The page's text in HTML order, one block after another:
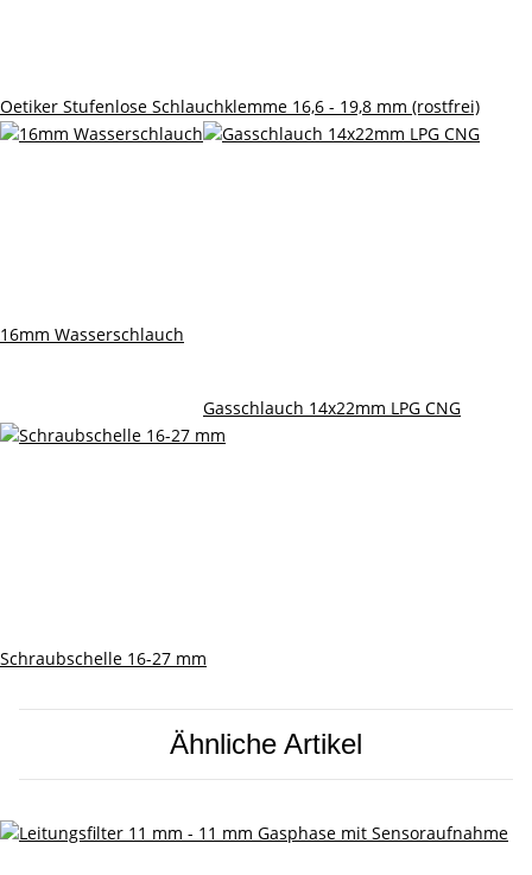
Oetiker Stufenlose Schlauchklemme 16,6 - 19,8 mm (rostfrei)
16mm Wasserschlauch
Gasschlauch 14x22mm LPG CNG
Schraubschelle 16-27 mm
Ähnliche Artikel